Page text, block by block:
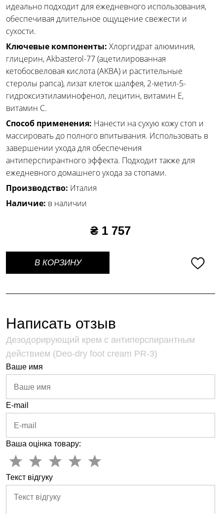
идеально подходит для ежедневного использования,
обеспечивая длительное ощущение свежести и
сухости.
Ключевые компоненты: Хлоргидрат алюминия,
глицерин, Akbasterol-77 (ацетилированная
кетобосвеловая кислота (AKBA) и растительные
стеролы рапса), лизат клеток шалфея, 2-метил-5-
гидроксиэтиламинофенол, лецитин, витамин Е,
витамин С.
Способ применения: Нанести на сухую кожу стоп и
массировать до полного впитывания. Использовать в
завершении ухода для обеспечения
антиперспирантного эффекта. Подходит также для
ежедневного домашнего ухода за стопами.
Производство: Италия
Наличие: в наличии
₴ 1 757
В КОРЗИНУ
Написать отзыв
Дезодорирующий крем с антиперспирантным
действием (Deo-dry foot cream PR-3)
Ваше имя
E-mail
Ваша оцінка товару:
Текст відгуку